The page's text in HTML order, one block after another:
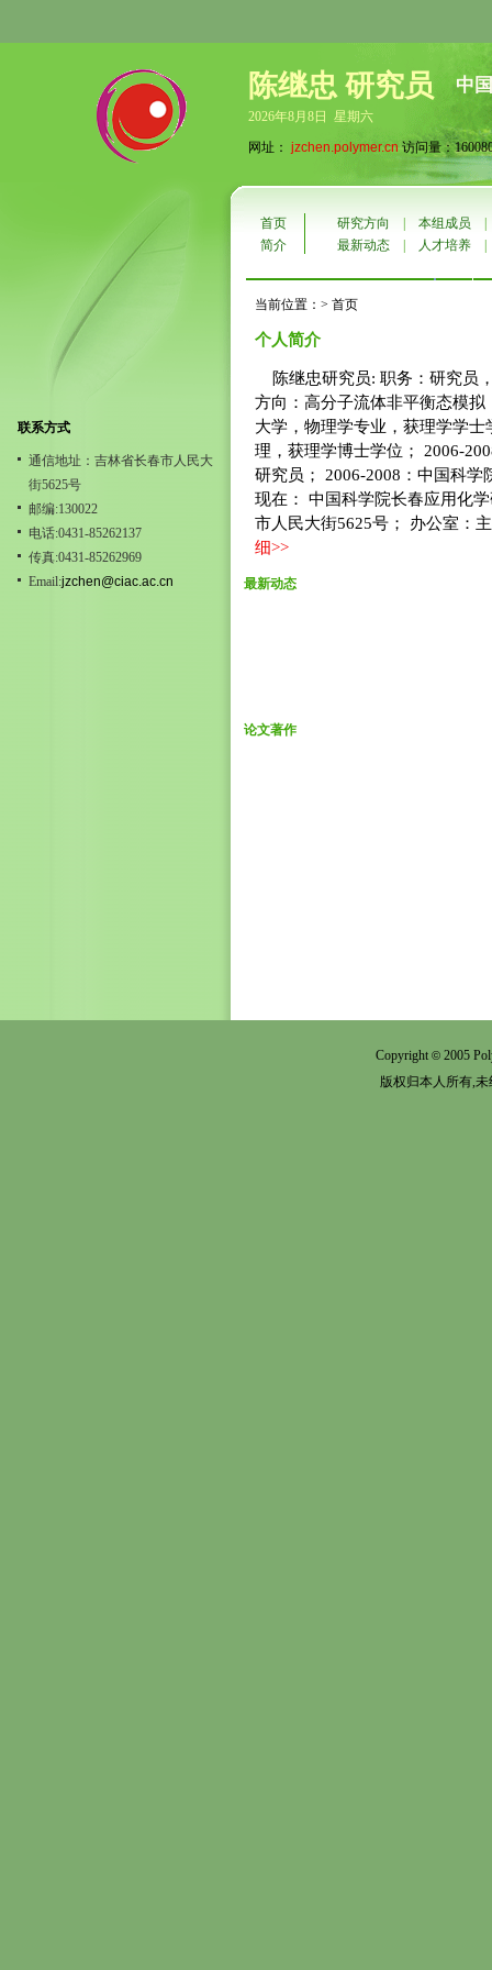
陈继忠 研究员 中
2026年8月8日 星期六
网址： jzchen.polymer.cn访问量：
联系方式
通信地址：吉林省长春市人民大
街5625号
邮编:130022
电话:0431-85262137
传真:0431-85262969
Email:jzchen@ciac.ac.cn
首页 研究方向 本组成员
简介
最新动态 人才培养
当前位置：> 首页
个人简介
陈继忠研究员: 职务：研究员
方向：高分子流体非平衡态模拟
大学，物理学专业，获理学学
理，获理学博士学位； 2006-
研究员； 2006-2008：中国科
现在： 中国科学院长春应用化
市人民大街5625号； 办公室：
细>>
最新动态
论文著作
Copyright© 2005
版权归本人所有,